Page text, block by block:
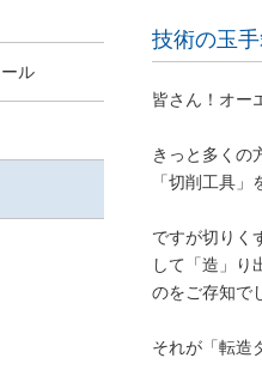
技術の玉
皆さん！オー
きっと多くの
「切削工具
ですが切りく
して「造」り
のをご存知で
それが「転造
ル